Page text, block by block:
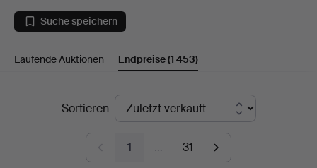
Nautik
bei
Auktionskammare
Suche speichern
Laufende Auktionen Endpreise(1 453)
EndpreiseSortieren
1 … 31